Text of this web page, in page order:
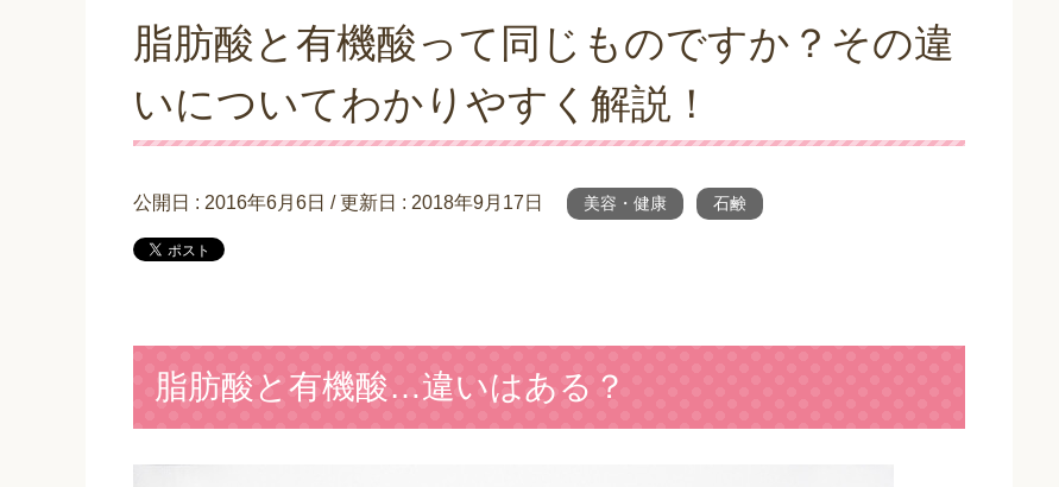
脂肪酸と有機酸って同じものですか？その違
いについてわかりやすく解説！
公開日 : 2016年6月6日 / 更新日 : 2018年9月17日 美容・健康 石鹸
脂肪酸と有機酸…違いはある？